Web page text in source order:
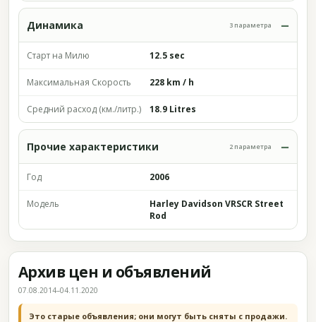
Динамика 3 параметра
Старт на Милю 12.5 sec
Максимальная Скорость 228 km / h
Средний расход (км./литр.) 18.9 Litres
Прочие характеристики 2 параметра
Год 2006
Модель
Harley Davidson VRSCR Street
Rod
Архив цен и объявлений
07.08.2014–04.11.2020
Это старые объявления; они могут быть сняты с продажи.